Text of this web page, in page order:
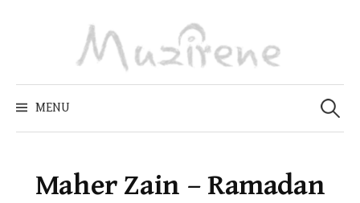
MENU
Zoeken
naar:
Maher Zain – Ramadan